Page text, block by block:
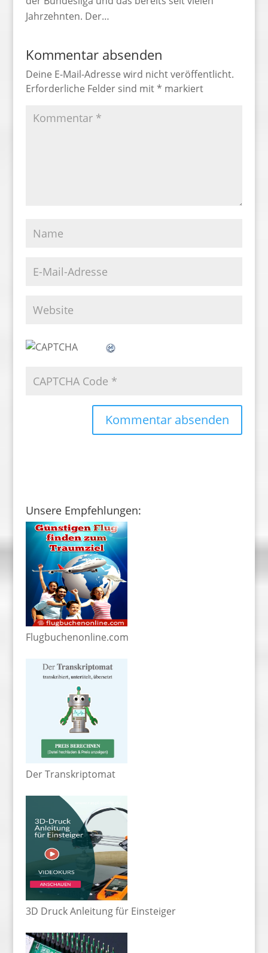
Jahrzehnten. Der…
Kommentar absenden
Deine E-Mail-Adresse wird nicht veröffentlicht.
Erforderliche Felder sind mit* markiert
Unsere Empfehlungen:
Flugbuchenonline.com
Der Transkriptomat
3D Druck Anleitung für Einsteiger